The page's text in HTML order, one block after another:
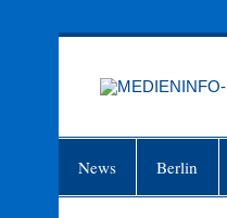
News Berlin